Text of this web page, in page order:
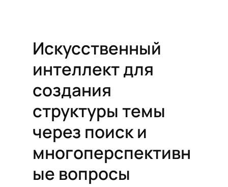
Искусственный
интеллект для
создания
структуры темы
через поиск и
многоперспективн
ые вопросы